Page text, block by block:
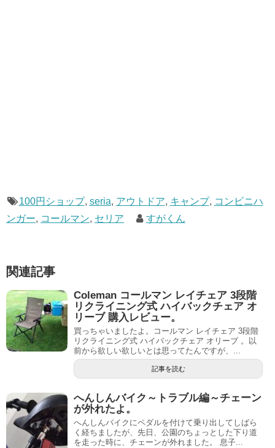
100円ショップ, seria, アウトドア, キャンプ, コンビニハ
ンガー, コールマン, セリア すがくん
関連記事
Coleman コールマン レイチェア 3段階
リクライニング式 ハイバックチェア オ
リーブ 購入レビュー。
買っちゃいましたよ。コールマン レイチェア 3段階
リクライニング式 ハイバックチェア オリーブ 。以
前から欲しい欲しいとは思ってたんですが、...
記事を読む
へんしんバイク～トラブル編～チェーン
が外れたよ。
へんしんバイクにペダルを付けて乗り出してしばら
く経ちましたが、先日、公園のちょっとした下り道
を走った時に、チェーンが外れました。 息子...